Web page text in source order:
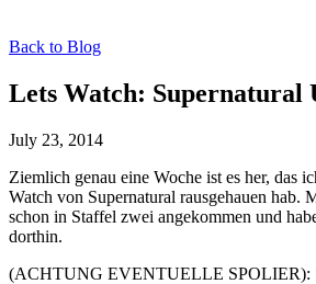
Back to Blog
Lets Watch: Supernatural
July 23, 2014
Ziemlich genau eine Woche ist es her, das
Watch von Supernatural rausgehauen hab.
schon in Staffel zwei angekommen und
dorthin.
(ACHTUNG EVENTUELLE SPOLIER):